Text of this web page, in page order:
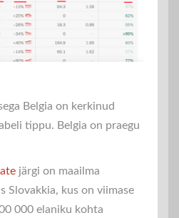
Belgia on kerkinud
tippu. Belgia on praegu
järgi on maailma
Slovakkia, kus on viimase
000 elaniku kohta